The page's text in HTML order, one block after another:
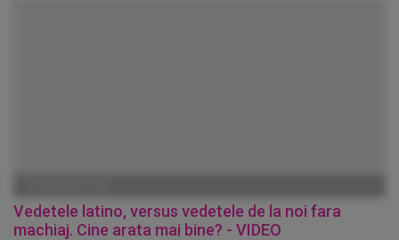
Vedetele latino, versus vedetele de la noi fara
machiaj. Cine arata mai bine? - VIDEO